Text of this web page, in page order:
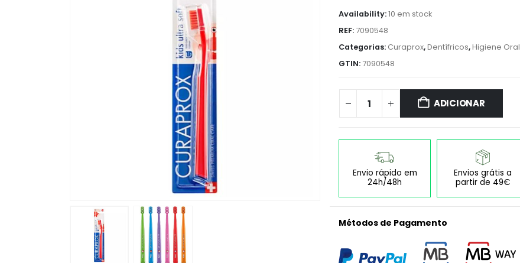
Availability:10 em stock
REF: 7090548
Categorias: Curaprox,Dentífricos,Higiene Oral
GTIN: 7090548
ADICIONAR
Envio rápido em
24h/48h
Envios grátis a
partir de 49€
Métodos de Pagamento